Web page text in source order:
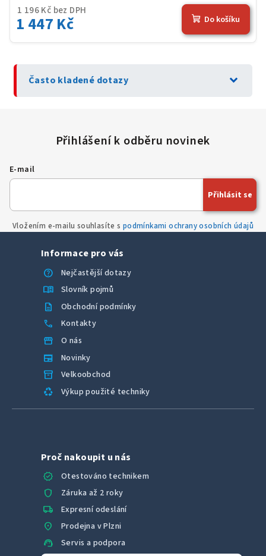
1 196 Kč bez DPH
1 447 Kč Do košíku
Často kladené dotazy expand_more
E-mail
Vložením e-mailu souhlasíte s podmínkami ochrany osobních údajů
Přihlásit se
Informace pro vás
help
Nejčastější dotazy
menu_book Slovník pojmů
description Obchodní podmínky
call Kontakty
storefront O nás
newspaper Novinky
inventory_2 Velkoobchod
recycling Výkup použité techniky
Proč nakoupit u nás
verified
Otestováno technikem
shield Záruka až 2 roky
local_shipping Expresní odeslání
location_on Prodejna v Plzni
support_agent Servis a podpora